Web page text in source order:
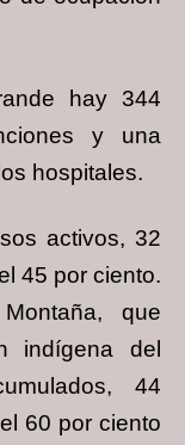
hay 344
y una
hospitales.
activos, 32
45 por ciento.
que
indígena del
44
60 por ciento